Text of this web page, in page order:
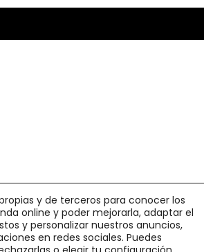
y de terceros para conocer los
online y poder mejorarla, adaptar el
y personalizar nuestros anuncios,
en redes sociales. Puedes